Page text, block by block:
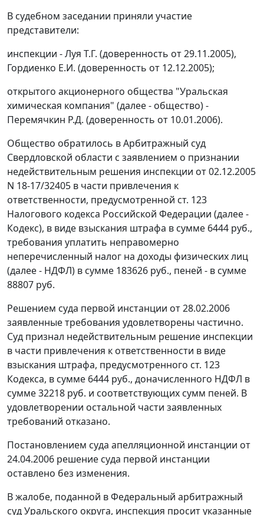
В судебном заседании приняли участие
представители:
инспекции - Луя Т.Г. (доверенность от 29.11.2005),
Гордиенко Е.И. (доверенность от 12.12.2005);
открытого акционерного общества "Уральская
химическая компания" (далее - общество) -
Перемячкин Р.Д. (доверенность от 10.01.2006).
Общество обратилось в Арбитражный суд
Свердловской области с заявлением о признании
недействительным решения инспекции от 02.12.2005
N 18-17/32405 в части привлечения к
ответственности, предусмотренной ст. 123
Налогового кодекса Российской Федерации (далее -
Кодекс), в виде взыскания штрафа в сумме 6444 руб.,
требования уплатить неправомерно
неперечисленный налог на доходы физических лиц
(далее - НДФЛ) в сумме 183626 руб., пеней - в сумме
88807 руб.
Решением суда первой инстанции от 28.02.2006
заявленные требования удовлетворены частично.
Суд признал недействительным решение инспекции
в части привлечения к ответственности в виде
взыскания штрафа, предусмотренного ст. 123
Кодекса, в сумме 6444 руб., доначисленного НДФЛ в
сумме 32218 руб. и соответствующих сумм пеней. В
удовлетворении остальной части заявленных
требований отказано.
Постановлением суда апелляционной инстанции от
24.04.2006 решение суда первой инстанции
оставлено без изменения.
В жалобе, поданной в Федеральный арбитражный
суд Уральского округа, инспекция просит указанные